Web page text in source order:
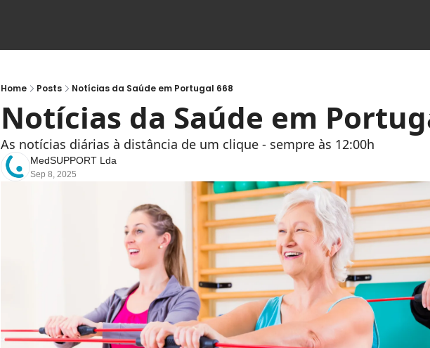
Home Posts Notícias da Saúde em Portugal 668
Notícias da Saúde em
As notícias diárias à distância de um clique - sempre às 12:00h
MedSUPPORT Lda
Sep 8, 2025